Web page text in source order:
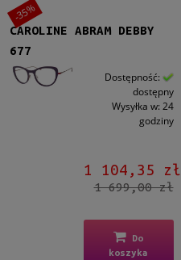
CAROLINE ABRAM DEBBY
677
Dostępność:
dostępny
Wysyłka w: 24
godziny
1 104,35 zł
1 699,00 zł
Do
koszyka
-35%